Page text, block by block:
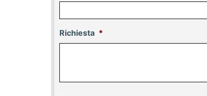
Richiesta *